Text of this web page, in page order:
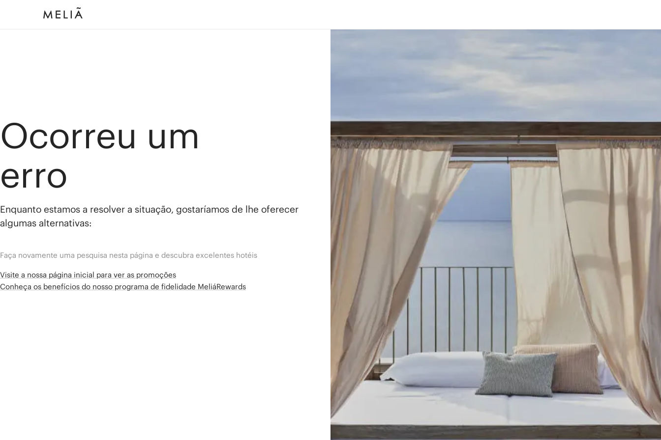
Ocorreu um
erro
Enquanto estamos a resolver a situação, gostaríamos de lhe oferecer
algumas alternativas:
Faça novamente uma pesquisa nesta página e descubra excelentes hotéis
Visite a nossa página inicial para ver as promoções
Conheça os benefícios do nosso programa de fidelidade MeliáRewards